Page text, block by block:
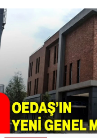
MAGAZİN
SAĞLIK
SPOR
11:11 MANŞET
Haber Arşivi